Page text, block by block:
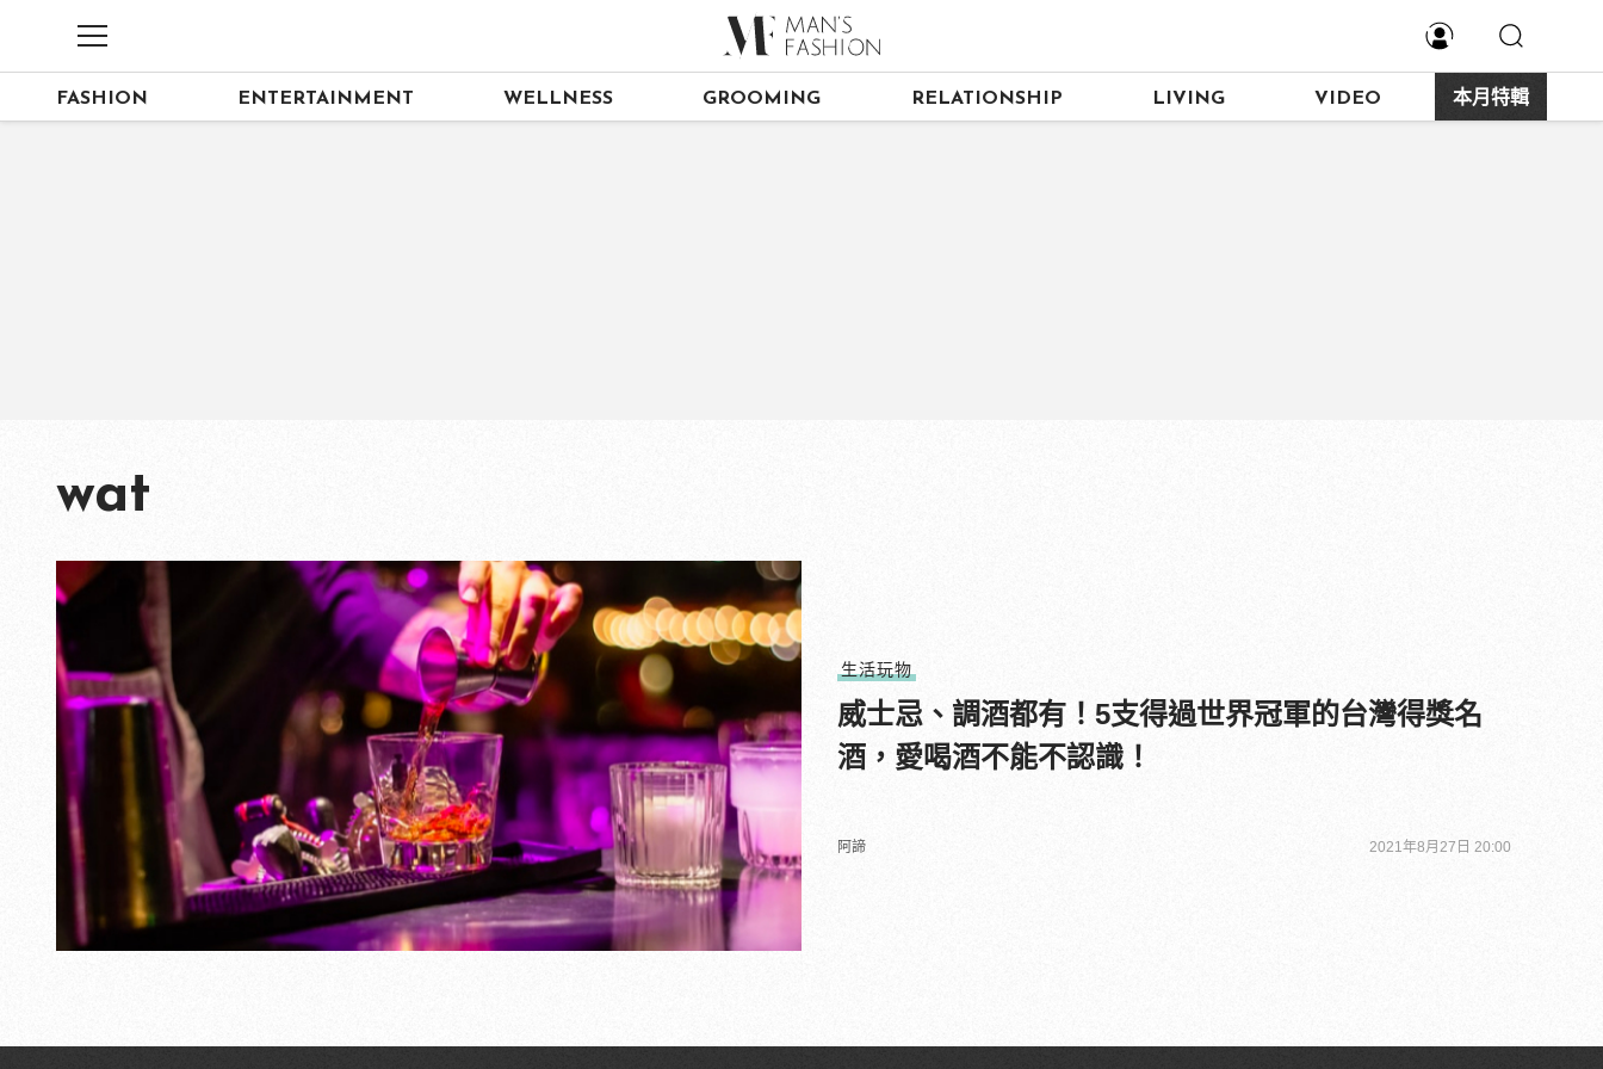
FASHION ENTERTAINMENT WELLNESS GROOMING RELATIONSHIP LIVING VIDEO 本月特輯
wat
生活玩物
威士忌、調酒都有！5支得過世界冠軍的台灣得獎名
酒，愛喝酒不能不認識！
阿諦 2021年8月27日 20:00